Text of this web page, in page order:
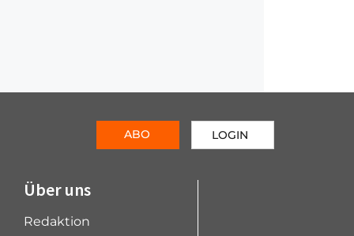
Über uns
Redaktion
ABO LOGIN